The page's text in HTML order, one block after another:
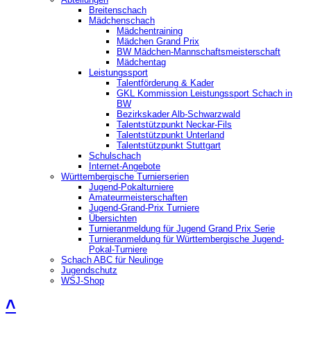
Breitenschach
Mädchenschach
Mädchentraining
Mädchen Grand Prix
BW Mädchen-Mannschaftsmeisterschaft
Mädchentag
Leistungssport
Talentförderung & Kader
GKL Kommission Leistungssport Schach in
BW
Bezirkskader Alb-Schwarzwald
Talentstützpunkt Neckar-Fils
Talentstützpunkt Unterland
Talentstützpunkt Stuttgart
Schulschach
Internet-Angebote
Württembergische Turnierserien
Jugend-Pokalturniere
Amateurmeisterschaften
Jugend-Grand-Prix Turniere
Übersichten
Turnieranmeldung für Jugend Grand Prix Serie
Turnieranmeldung für Württembergische Jugend-
Pokal-Turniere
Schach ABC für Neulinge
Jugendschutz
WSJ-Shop
˄